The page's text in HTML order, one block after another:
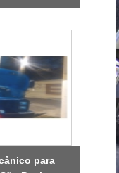
para